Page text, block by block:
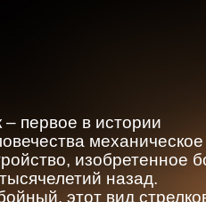
– первое в истории
механическое
изобретенное
назад.
этот вид